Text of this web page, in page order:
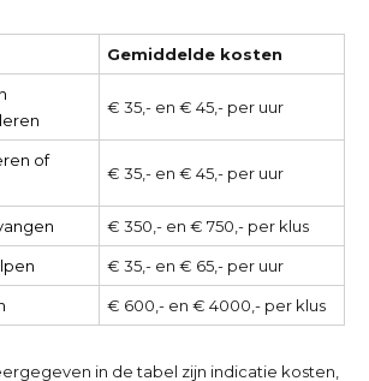
Gemiddelde kosten
€ 35,- en € 45,- per uur
of
€ 35,- en € 45,- per uur
€ 350,- en € 750,- per klus
€ 35,- en € 65,- per uur
€ 600,- en € 4000,- per klus
in de tabel zijn indicatie kosten,